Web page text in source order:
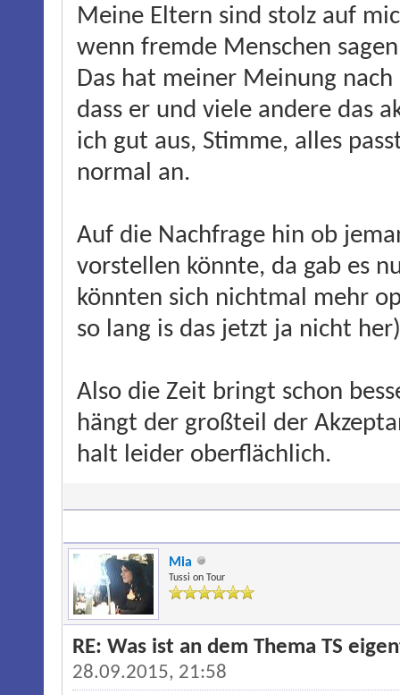
Meine Eltern sind stolz auf
wenn fremde Menschen
Das hat meiner Meinung
dass er und viele andere das
ich gut aus, Stimme, alles
normal an.
Auf die Nachfrage hin ob
vorstellen könnte, da gab es
könnten sich nichtmal mehr
so lang is das jetzt ja nicht
Also die Zeit bringt schon
hängt der großteil der
halt leider oberflächlich.
Mia
Tussi on Tour
RE: Was ist an dem Thema TS
28.09.2015, 21:58